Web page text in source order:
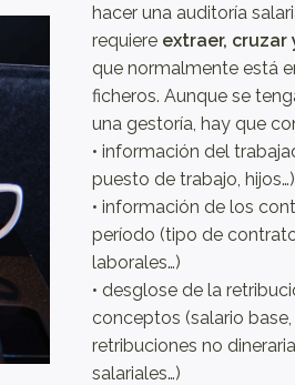
hacer una auditoría
requiere extraer,
que normalmente está
ficheros. Aunque se
una gestoría, hay que
• información del
puesto de trabajo, hijos…)
• información de los
período (tipo de
laborales…)
• desglose de la
conceptos (salario
retribuciones no
salariales…)